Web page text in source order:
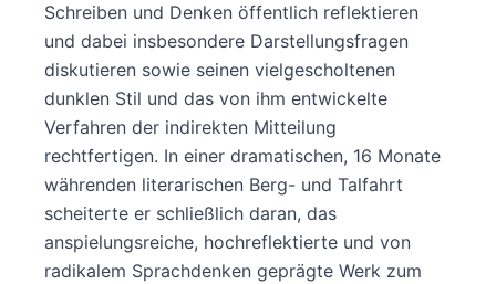
Schreiben und Denken öffentlich reflektieren
und dabei insbesondere Darstellungsfragen
diskutieren sowie seinen vielgescholtenen
dunklen Stil und das von ihm entwickelte
Verfahren der indirekten Mitteilung
rechtfertigen. In einer dramatischen, 16 Monate
währenden literarischen Berg- und Talfahrt
scheiterte er schließlich daran, das
anspielungsreiche, hochreflektierte und von
radikalem Sprachdenken geprägte Werk zum